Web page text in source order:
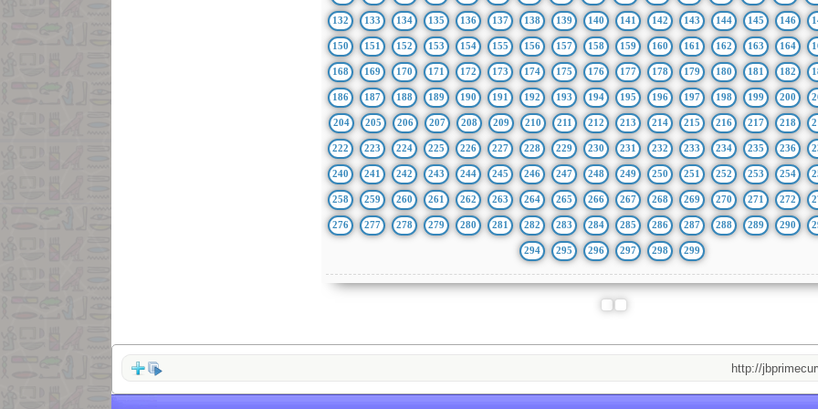
132 133 134 135 136 137 138 139 140 141 142 143 144 145 146
150 151 152 153 154 155 156 157 158 159 160 161 162 163 164
168 169 170 171 172 173 174 175 176 177 178 179 180 181 182
186 187 188 189 190 191 192 193 194 195 196 197 198 199 200
204 205 206 207 208 209 210 211 212 213 214 215 216 217 218
222 223 224 225 226 227 228 229 230 231 232 233 234 235 236
240 241 242 243 244 245 246 247 248 249 250 251 252 253 254
258 259 260 261 262 263 264 265 266 267 268 269 270 271 272
276 277 278 279 280 281 282 283 284 285 286 287 288 289 290
294 295 296 297 298 299
http://